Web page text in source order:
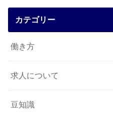
カテゴリー
働き方
求人について
豆知識